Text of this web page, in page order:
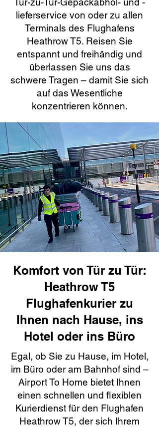
lieferservice von oder zu allen
Terminals des Flughafens
Heathrow T5. Reisen Sie
entspannt und freihändig und
überlassen Sie uns das
schwere Tragen – damit Sie sich
auf das Wesentliche
konzentrieren können.
Komfort von Tür zu Tür:
Heathrow T5
Flughafenkurier zu
Ihnen nach Hause, ins
Hotel oder ins Büro
Egal, ob Sie zu Hause, im Hotel,
im Büro oder am Bahnhof sind –
Airport To Home bietet Ihnen
einen schnellen und flexiblen
Kurierdienst für den Flughafen
Heathrow T5, der sich Ihrem